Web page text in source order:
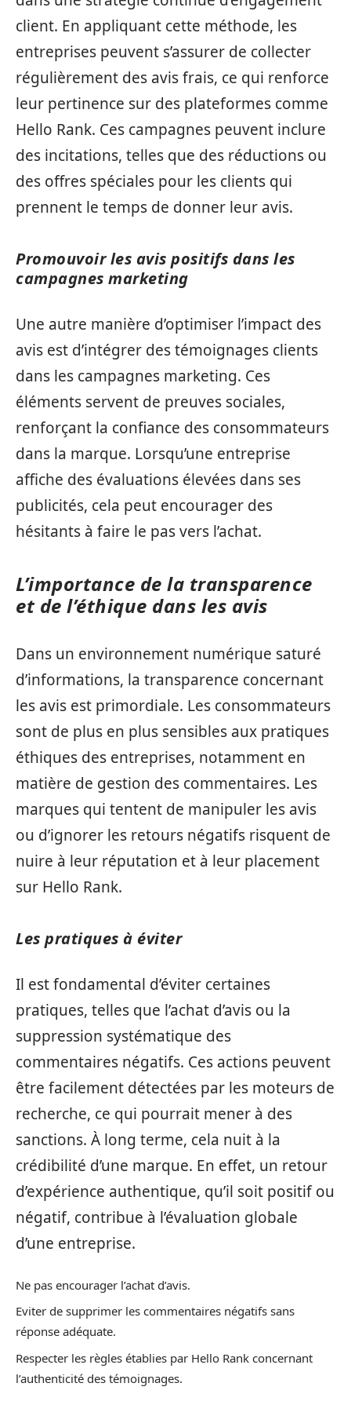
client. En appliquant cette méthode, les
entreprises peuvent s’assurer de collecter
régulièrement des avis frais, ce qui renforce
leur pertinence sur des plateformes comme
Hello Rank. Ces campagnes peuvent inclure
des incitations, telles que des réductions ou
des offres spéciales pour les clients qui
prennent le temps de donner leur avis.
Promouvoir les avis positifs dans les
campagnes marketing
Une autre manière d’optimiser l’impact des
avis est d’intégrer des témoignages clients
dans les campagnes marketing. Ces
éléments servent de preuves sociales,
renforçant la confiance des consommateurs
dans la marque. Lorsqu’une entreprise
affiche des évaluations élevées dans ses
publicités, cela peut encourager des
hésitants à faire le pas vers l’achat.
L’importance de la transparence
et de l’éthique dans les avis
Dans un environnement numérique saturé
d’informations, la transparence concernant
les avis est primordiale. Les consommateurs
sont de plus en plus sensibles aux pratiques
éthiques des entreprises, notamment en
matière de gestion des commentaires. Les
marques qui tentent de manipuler les avis
ou d’ignorer les retours négatifs risquent de
nuire à leur réputation et à leur placement
sur Hello Rank.
Les pratiques à éviter
Il est fondamental d’éviter certaines
pratiques, telles que l’achat d’avis ou la
suppression systématique des
commentaires négatifs. Ces actions peuvent
être facilement détectées par les moteurs de
recherche, ce qui pourrait mener à des
sanctions. À long terme, cela nuit à la
crédibilité d’une marque. En effet, un retour
d’expérience authentique, qu’il soit positif ou
négatif, contribue à l’évaluation globale
d’une entreprise.
Ne pas encourager l’achat d’avis.
Eviter de supprimer les commentaires négatifs sans
réponse adéquate.
Respecter les règles établies par Hello Rank concernant
l’authenticité des témoignages.